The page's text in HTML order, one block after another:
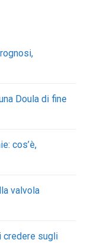
Doula di fine
cos’è,
valvola
credere sugli